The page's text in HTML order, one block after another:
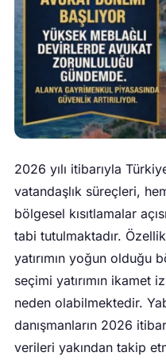
2026 yılı itibarıyla
vatandaşlık süreçleri,
bölgesel kısıtlamalar
tabi tutulmaktadır.
yatırımın yoğun olduğu
seçimi yatırımın ikamet
neden olabilmektedir.
danışmanların 2026
verileri yakından takip